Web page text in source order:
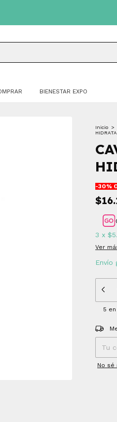
BIENESTAR EXPO
Inicio >
-30%
3 x
Ver
Envío
5
No sé